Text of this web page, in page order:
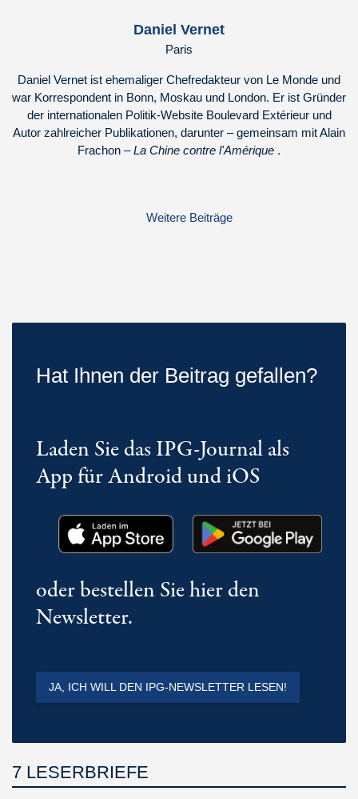
Daniel Vernet
Paris
Daniel Vernet ist ehemaliger Chefredakteur von Le Monde und
war Korrespondent in Bonn, Moskau und London. Er ist Gründer
der internationalen Politik-Website Boulevard Extérieur und
Autor zahlreicher Publikationen, darunter – gemeinsam mit Alain
Frachon –La Chine contre l'Amérique .
Weitere Beiträge
Hat Ihnen der Beitrag gefallen?
Laden Sie das IPG-Journal als
App für Android und iOS
oder bestellen Sie hier den
Newsletter.
JA, ICH WILL DEN IPG-NEWSLETTER LESEN!
7 LESERBRIEFE